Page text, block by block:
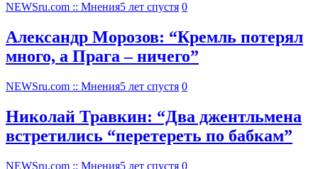
NEWSru.com :: Мнения5 лет спустя 0
Александр Морозов: “Кремль потерял
много, а Прага – ничего”
NEWSru.com :: Мнения5 лет спустя 0
Николай Травкин: “Два джентльмена
встретились “перетереть по бабкам”
NEWSru.com :: Мнения5 лет спустя 0